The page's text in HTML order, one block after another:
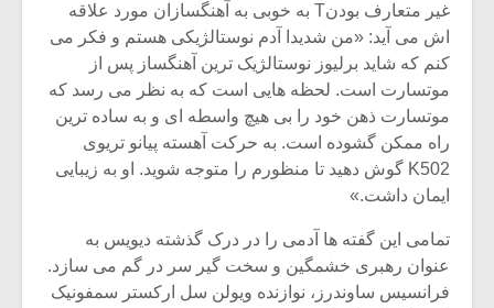
غیر متعارف بودنT به خوبی به آهنگسازان مورد علاقه
اش می آید: «من شدیدا آدم نوستالژیکی هستم و فکر می
کنم که شاید برلیوز نوستالژیک ترین آهنگساز پس از
موتسارت است. لحظه هایی است که به نظر می رسد که
موتسارت ذهن خود را بی هیچ واسطه ای و به ساده ترین
راه ممکن گشوده است. به حرکت آهسته پیانو تریوی
K502 گوش دهید تا منظورم را متوجه شوید. او به زیبایی
ایمان داشت.»
تمامی این گفته ها آدمی را در درک گذشته دیویس به
عنوان رهبری خشمگین و سخت گیر سر در گم می سازد.
فرانسیس ساوندرز، نوازنده ویولن سل ارکستر سمفونیک
یادداشتی بر موسیقی
متن فیلم «متری
شیش و نیم»
اگر نمی توانی
مشهورترین باشی،
بدنام ترین باش
موسیقی
برگزار